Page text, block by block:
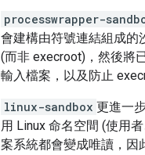
processwrapper-
會建構由符號連結組成的
(而非 execroot)，然後將
輸入檔案，以及防止
linux-sandbox 更進一
用 Linux 命名空間 (使用
案系統都會變成唯讀，因